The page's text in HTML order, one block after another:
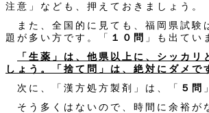
注意」なども、押えておきましょう。
また、全国的に見ても、福岡県試験
題が多い方です。「 １０問
」も出てい
「生薬」は、他県以上に、シッカリ
しょう。「捨て問」は、絶対にダメで
次に、「漢方処方製剤」は、「 ５問
そう多くはないので、時間に余裕が